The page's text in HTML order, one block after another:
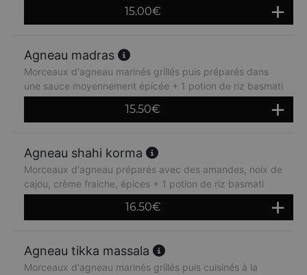
15.00€
Agneau madras
Morceaux d'agneau marinés grillés puis préparés dans
une sauce moyennement épicée + 1 potion de riz basmati
15.50€
Agneau shahi korma
Morceaux d'agneau préparés avec des amandes, noix de
cajou, crème fraiche, épices + 1 potion de riz basmati
16.50€
Agneau tikka massala
Morceaux d'agneau marinés grillés puis cuisinés à la